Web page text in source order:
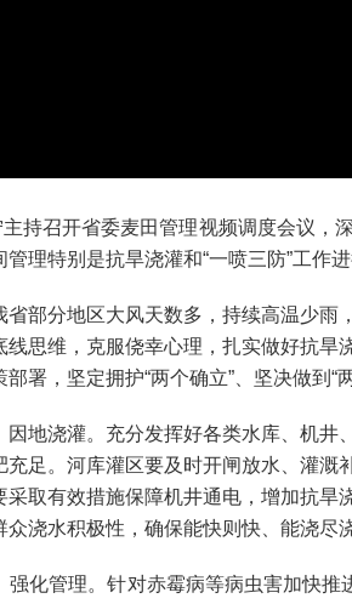
召开省委麦田管理视频调度会议，
理特别是抗旱浇灌和“一喷三防”工作
分地区大风天数多，持续高温少雨
思维，克服侥幸心理，扎实做好抗
署，坚定拥护“两个确立”、坚决做到“两
浇灌。充分发挥好各类水库、机井
足。河库灌区要及时开闸放水、灌
采取有效措施保障机井通电，增加抗
浇水积极性，确保能快则快、能浇尽浇
管理。针对赤霉病等病虫害加快推